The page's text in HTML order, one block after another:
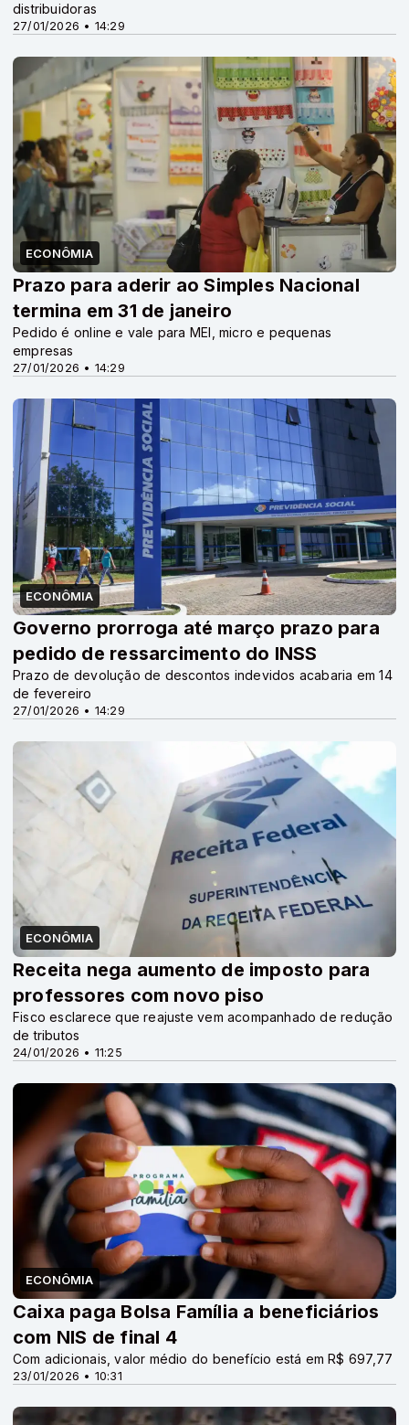
27/01/2026 • 14:29
distribuidoras
ECONÔMIA
27/01/2026 • 14:29
Prazo para aderir ao Simples Nacional
termina em 31 de janeiro
Pedido é online e vale para MEI, micro e pequenas
empresas
ECONÔMIA
27/01/2026 • 14:29
Governo prorroga até março prazo para
pedido de ressarcimento do INSS
Prazo de devolução de descontos indevidos acabaria em 14
de fevereiro
ECONÔMIA
24/01/2026 • 11:25
Receita nega aumento de imposto para
professores com novo piso
Fisco esclarece que reajuste vem acompanhado de redução
de tributos
ECONÔMIA
23/01/2026 • 10:31
Caixa paga Bolsa Família a beneficiários
com NIS de final 4
Com adicionais, valor médio do benefício está em R$ 697,77